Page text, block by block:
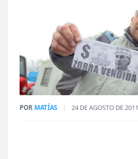
POR MATÍAS | 24 DE AGOSTO DE 2011